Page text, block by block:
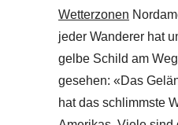
Wetterzonen
jeder Wanderer hat
gelbe Schild am
gesehen: «Das
hat das schlimmste